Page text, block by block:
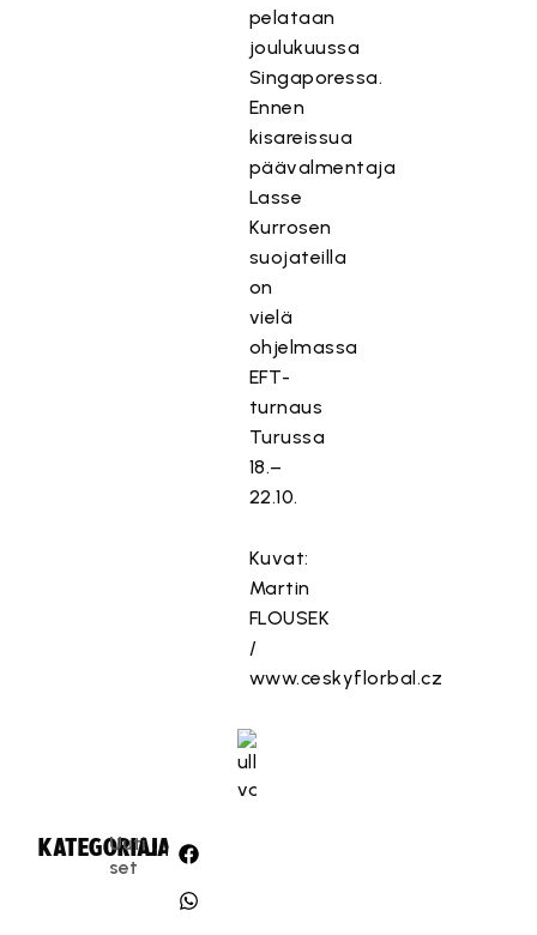
pelataan
joulukuussa
Singaporessa.
Ennen
kisareissua
päävalmentaja
Lasse
Kurrosen
suojateilla
on
vielä
ohjelmassa
EFT-
turnaus
Turussa
18.–
22.10.
Kuvat:
Martin
FLOUSEK
/
www.ceskyflorbal.cz
KATEGORIA:
Uuti
set
JAA: